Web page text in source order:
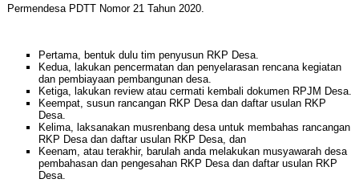
Permendesa PDTT Nomor 21 Tahun 2020.
Pertama, bentuk dulu tim penyusun RKP Desa.
Kedua, lakukan pencermatan dan penyelarasan rencana kegiatan
dan pembiayaan pembangunan desa.
Ketiga, lakukan review atau cermati kembali dokumen RPJM Desa.
Keempat, susun rancangan RKP Desa dan daftar usulan RKP
Desa.
Kelima, laksanakan musrenbang desa untuk membahas rancangan
RKP Desa dan daftar usulan RKP Desa, dan
Keenam, atau terakhir, barulah anda melakukan musyawarah desa
pembahasan dan pengesahan RKP Desa dan daftar usulan RKP
Desa.